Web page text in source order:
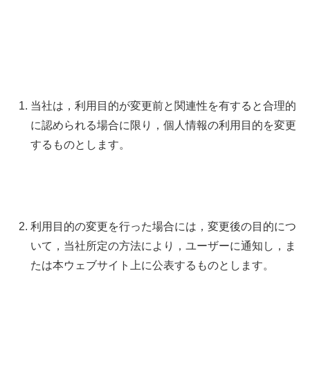
当社は，利用目的が変更前と関連性を有すると合理的
に認められる場合に限り，個人情報の利用目的を変更
するものとします。
利用目的の変更を行った場合には，変更後の目的につ
いて，当社所定の方法により，ユーザーに通知し，ま
たは本ウェブサイト上に公表するものとします。